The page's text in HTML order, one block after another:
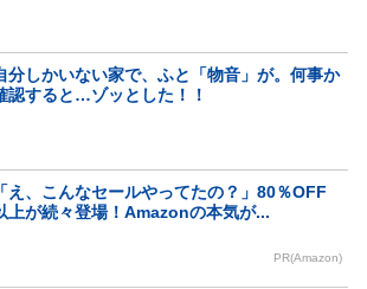
分しかいない家で、ふと「物音」が。何事か
認すると…ゾッとした！！
「え、こんなセールやってたの？」80％OFF
上が続々登場！Amazonの本気が...
PR(Amazon)